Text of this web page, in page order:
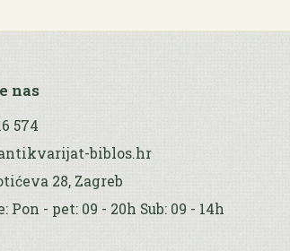
nas
574
biblos.hr
28, Zagreb
Pon - pet: 09 - 20h Sub: 09 - 14h